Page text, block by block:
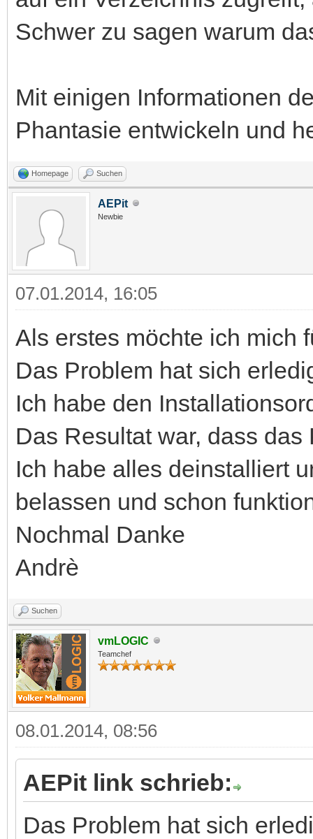
Schwer zu sagen warum
Mit einigen Informationen
Phantasie entwickeln und
Homepage Suchen
AEPit
Newbie
07.01.2014, 16:05
Als erstes möchte ich mich
Das Problem hat sich
Ich habe den
Das Resultat war, dass
Ich habe alles deinstalliert
belassen und schon
Nochmal Danke
Andrè
Suchen
vmLOGIC
Teamchef
08.01.2014, 08:56
AEPit link schrieb:
Das Problem hat sich